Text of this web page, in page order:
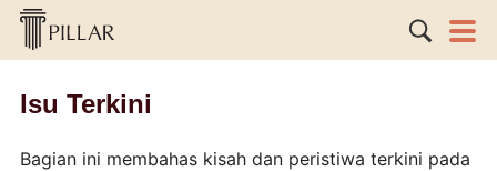
Isu Terkini
Bagian ini membahas kisah dan peristiwa terkini pada